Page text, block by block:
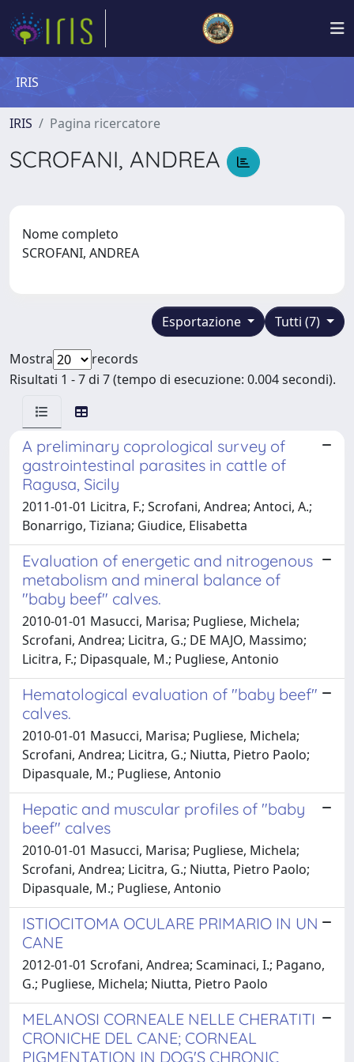
IRIS
IRIS Pagina ricercatore
SCROFANI, ANDREA
Nome completo
SCROFANI, ANDREA
Tutti (7)
Esportazione
Mostra
records
Risultati 1 - 7 di 7 (tempo di esecuzione: 0.004 secondi).
A preliminary coprological survey of
gastrointestinal parasites in cattle of
Ragusa, Sicily
2011-01-01 Licitra, F.; Scrofani, Andrea; Antoci, A.;
Bonarrigo, Tiziana; Giudice, Elisabetta
Evaluation of energetic and nitrogenous
metabolism and mineral balance of
"baby beef" calves.
2010-01-01 Masucci, Marisa; Pugliese, Michela;
Scrofani, Andrea; Licitra, G.; DE MAJO, Massimo;
Licitra, F.; Dipasquale, M.; Pugliese, Antonio
Hematological evaluation of "baby beef"
calves.
2010-01-01 Masucci, Marisa; Pugliese, Michela;
Scrofani, Andrea; Licitra, G.; Niutta, Pietro Paolo;
Dipasquale, M.; Pugliese, Antonio
Hepatic and muscular profiles of "baby
beef" calves
2010-01-01 Masucci, Marisa; Pugliese, Michela;
Scrofani, Andrea; Licitra, G.; Niutta, Pietro Paolo;
Dipasquale, M.; Pugliese, Antonio
ISTIOCITOMA OCULARE PRIMARIO IN UN
CANE
2012-01-01 Scrofani, Andrea; Scaminaci, I.; Pagano,
G.; Pugliese, Michela; Niutta, Pietro Paolo
MELANOSI CORNEALE NELLE CHERATITI
CRONICHE DEL CANE; CORNEAL
PIGMENTATION IN DOG'S CHRONIC